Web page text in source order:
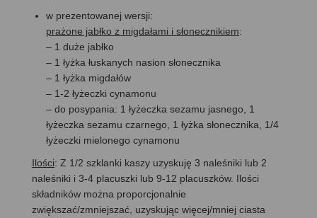
w prezentowanej wersji:
prażone jabłko z migdałami i słonecznikiem:
– 1 duże jabłko
– 1 łyżka łuskanych nasion słonecznika
– 1 łyżka migdałów
– 1-2 łyżeczki cynamonu
– do posypania: 1 łyżeczka sezamu jasnego, 1
łyżeczka sezamu czarnego, 1 łyżka słonecznika, 1/4
łyżeczki mielonego cynamonu
Ilości: Z 1/2 szklanki kaszy uzyskuję 3 naleśniki lub 2
naleśniki i 3-4 placuszki lub 9-12 placuszków. Ilości
składników można proporcjonalnie
zwiększać/zmniejszać, uzyskując więcej/mniej ciasta